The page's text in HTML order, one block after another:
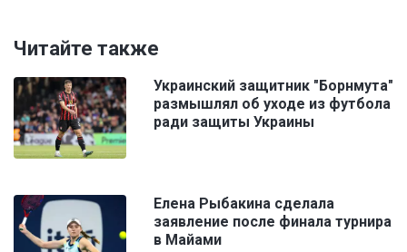
Читайте также
Украинский защитник "Борнмута"
размышлял об уходе из футбола
ради защиты Украины
Елена Рыбакина сделала
заявление после финала турнира
в Майами